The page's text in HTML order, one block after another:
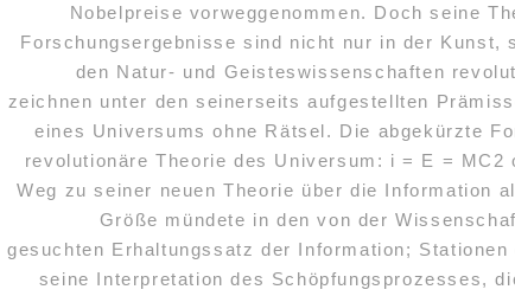
Nobelpreise vorweggenommen. Doch seine
Forschungsergebnisse sind nicht nur in der Kunst,
den Natur- und Geisteswissenschaften
zeichnen unter den seinerseits aufgestellten
eines Universums ohne Rätsel. Die abgekürzte
revolutionäre Theorie des Universum: i = E = MC2
Weg zu seiner neuen Theorie über die Information
Größe mündete in den von der
gesuchten Erhaltungssatz der Information; Stationen
seine Interpretation des Schöpfungsprozesses,